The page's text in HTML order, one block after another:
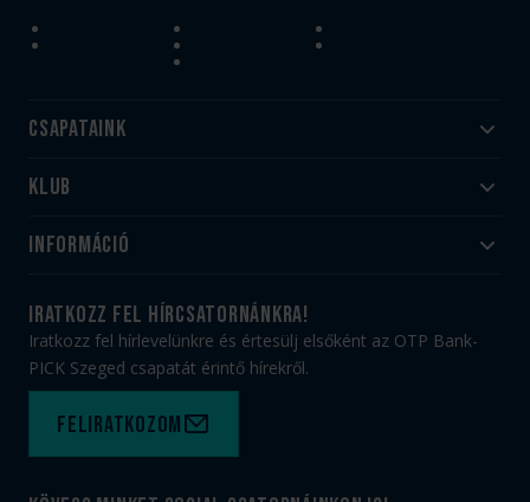
Csapataink
Felnőtt
Utánpótlás
Klub
#HandballFamily
Munkatársaink
PICK Aréna
Sajtóakkreditáció
Információ
Jegy- és bérletvásárlás
Webshop
Felhasználási feltételek
Kapcsolat
iratkozz fel hírcsatornánkra!
Iratkozz fel hírlevelünkre és értesülj elsőként az OTP Bank-
PICK Szeged csapatát érintő hírekről.
Feliratkozom